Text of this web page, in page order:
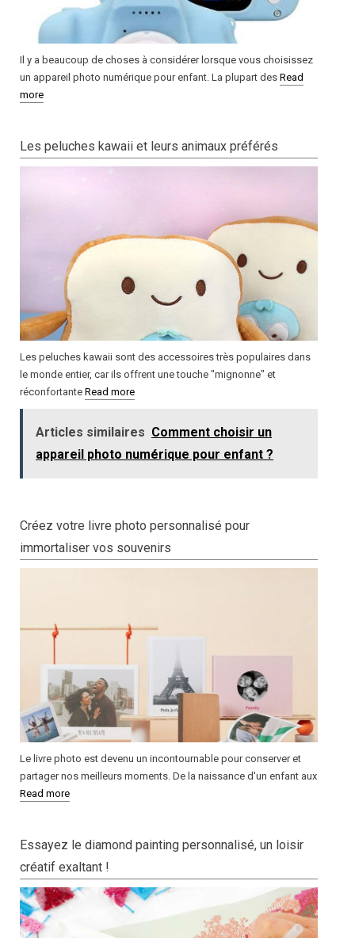
Il y a beaucoup de choses à considérer lorsque vous choisissez
un appareil photo numérique pour enfant. La plupart des Read
more
Les peluches kawaii et leurs animaux préférés
Les peluches kawaii sont des accessoires très populaires dans
le monde entier, car ils offrent une touche "mignonne" et
réconfortante Read more
Articles similaires Comment choisir un
appareil photo numérique pour enfant ?
Créez votre livre photo personnalisé pour
immortaliser vos souvenirs
Le livre photo est devenu un incontournable pour conserver et
partager nos meilleurs moments. De la naissance d'un enfant aux
Read more
Essayez le diamond painting personnalisé, un loisir
créatif exaltant !